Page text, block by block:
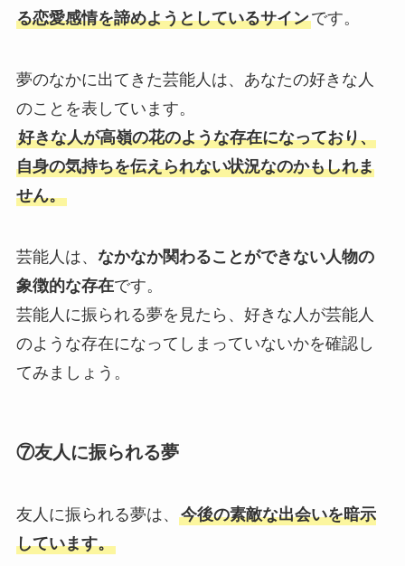
る恋愛感情を諦めようとしているサインです。
夢のなかに出てきた芸能人は、あなたの好きな人
のことを表しています。
好きな人が高嶺の花のような存在になっており、
自身の気持ちを伝えられない状況なのかもしれま
せん。
芸能人は、 なかなか関わることができない人物の
象徴的な存在です。
芸能人に振られる夢を見たら、好きな人が芸能人
のような存在になってしまっていないかを確認し
てみましょう。
⑦友人に振られる夢
友人に振られる夢は、 今後の素敵な出会いを暗示
しています。